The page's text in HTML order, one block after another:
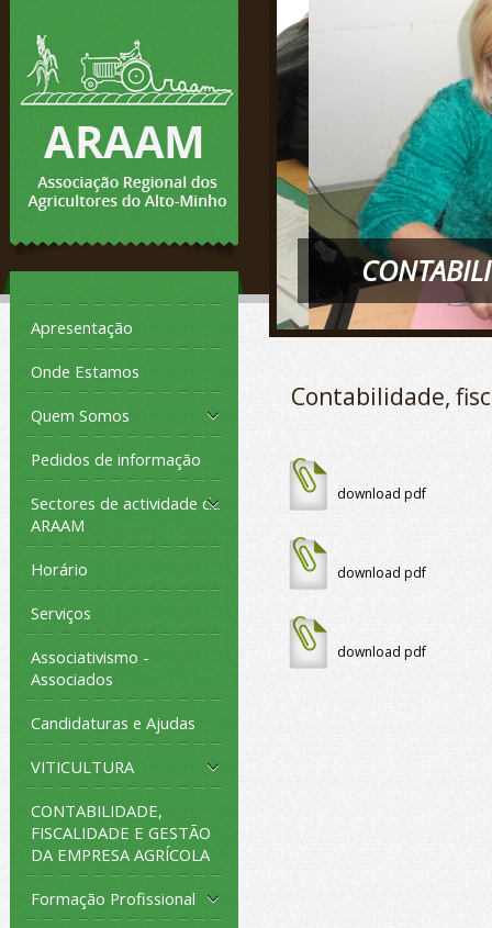
Apresentação
Onde Estamos
Quem Somos
Pedidos de informação
Sectores de actividade da
ARAAM
Horário
Serviços
Associativismo -
Associados
Candidaturas e Ajudas
VITICULTURA
CONTABILIDADE,
FISCALIDADE E GESTÃO
DA EMPRESA AGRÍCOLA
Formação Profissional
Contabilidade,
download pdf
download pdf
download pdf